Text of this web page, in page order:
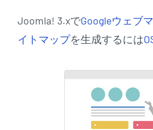
Joomla! 3.xでGoogleウェブ
イトマップを生成するには